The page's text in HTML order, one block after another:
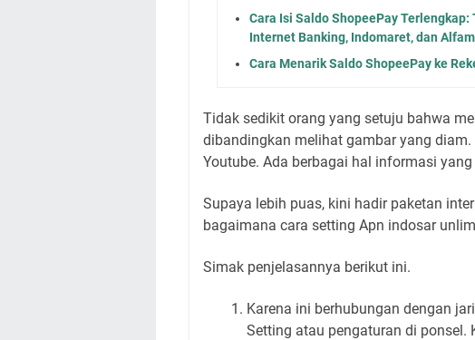
Cara Isi Saldo ShopeePay
Internet Banking, Indomaret, dan
Cara Menarik Saldo ShopeePay ke
Tidak sedikit orang yang setuju bahwa
dibandingkan melihat gambar yang
Youtube. Ada berbagai hal informasi
Supaya lebih puas, kini hadir paketan
bagaimana cara setting Apn indosar
Simak penjelasannya berikut ini.
Karena ini berhubungan dengan
Setting atau pengaturan di ponsel.